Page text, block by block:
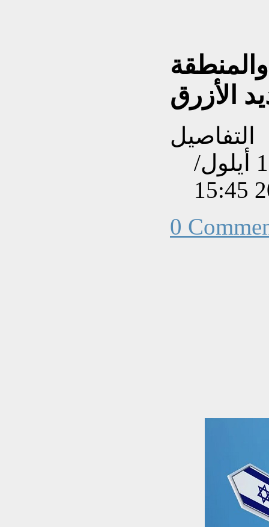
الأزرق
التفاصيل
تم إنشاءه بتاريخ الجمعة, 12 أيلول/
0